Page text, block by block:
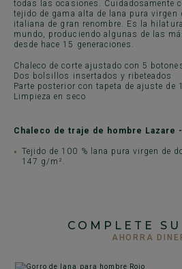
todas las ocasiones. Cuidadosamente
tejido de gama alta de lana pura virgen
italiana de gran renombre. Es la
mundo, produciendo algunas de las
desde hace 15 generaciones.
Chaleco de corte ajustado con 5
Dos bolsillos insertados y ribeteados
Parte posterior con tapeta de ajuste de
Limpieza en seco
Chaleco de traje de hombre Lazare
Tejido de 100 % lana pura virgen de
147 g/m².
COMPLETE
AHORRA